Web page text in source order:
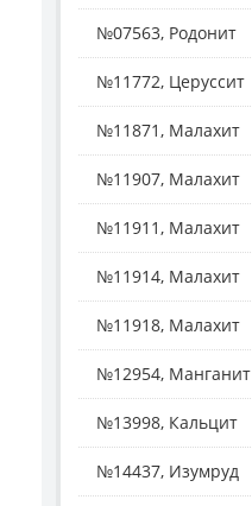
№07563, Родонит
№11772, Церуссит
№11871, Малахит
№11907, Малахит
№11911, Малахит
№11914, Малахит
№11918, Малахит
№12954, Манганит
№13998, Кальцит
№14437, Изумруд